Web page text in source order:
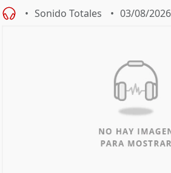
Sonido Totales 03/08/2026